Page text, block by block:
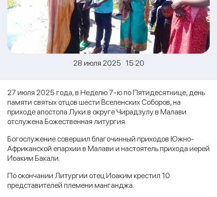
28 июля 2025 15:20
27 июля 2025 года, в Неделю 7-ю по Пятидесятнице, день
памяти святых отцов шести Вселенских Соборов, на
приходе апостола Луки в округе Чирадзулу в Малави
отслужена Божественная литургия.
Богослужение совершил благочинный приходов Южно-
Африканской епархии в Малави и настоятель прихода иерей
Иоаким Бакали.
По окончании Литургии отец Иоаким крестил 10
представителей племени манганджа.